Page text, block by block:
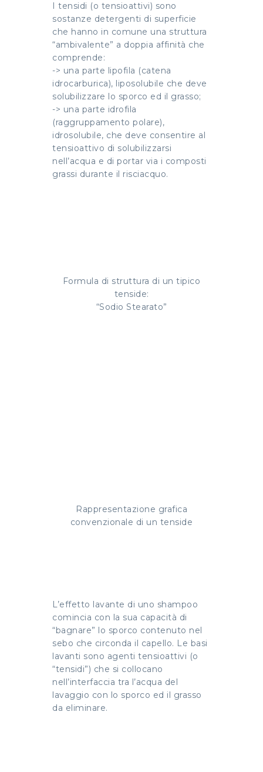
I tensidi (o tensioattivi) sono
sostanze detergenti di superficie
che hanno in comune una struttura
“ambivalente” a doppia affinità che
comprende:
-> una parte lipofila (catena
idrocarburica), liposolubile che deve
solubilizzare lo sporco ed il grasso;
-> una parte idrofila
(raggruppamento polare),
idrosolubile, che deve consentire al
tensioattivo di solubilizzarsi
nell’acqua e di portar via i composti
grassi durante il risciacquo.
Formula di struttura di un tipico
tenside:
“Sodio Stearato”
Rappresentazione grafica
convenzionale di un tenside
L’effetto lavante di uno shampoo
comincia con la sua capacità di
“bagnare” lo sporco contenuto nel
sebo che circonda il capello. Le basi
lavanti sono agenti tensioattivi (o
“tensidi”) che si collocano
nell’interfaccia tra l’acqua del
lavaggio con lo sporco ed il grasso
da eliminare.